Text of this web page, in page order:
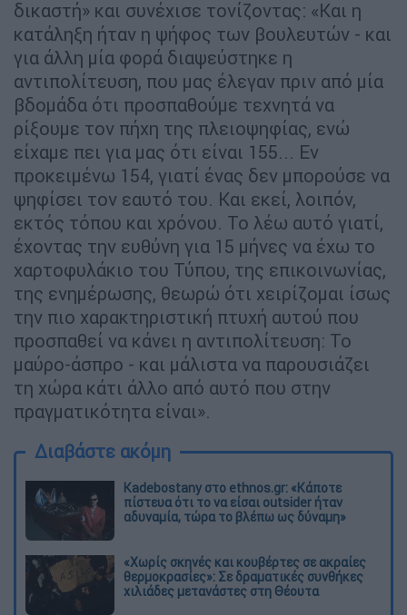
δικαστή» και συνέχισε τονίζοντας: «Και η
κατάληξη ήταν η ψήφος των βουλευτών - και
για άλλη μία φορά διαψεύστηκε η
αντιπολίτευση, που μας έλεγαν πριν από μία
βδομάδα ότι προσπαθούμε τεχνητά να
ρίξουμε τον πήχη της πλειοψηφίας, ενώ
είχαμε πει για μας ότι είναι 155... Εν
προκειμένω 154, γιατί ένας δεν μπορούσε να
ψηφίσει τον εαυτό του. Και εκεί, λοιπόν,
εκτός τόπου και χρόνου. Το λέω αυτό γιατί,
έχοντας την ευθύνη για 15 μήνες να έχω το
χαρτοφυλάκιο του Τύπου, της επικοινωνίας,
της ενημέρωσης, θεωρώ ότι χειρίζομαι ίσως
την πιο χαρακτηριστική πτυχή αυτού που
προσπαθεί να κάνει η αντιπολίτευση: Το
μαύρο-άσπρο - και μάλιστα να παρουσιάζει
τη χώρα κάτι άλλο από αυτό που στην
πραγματικότητα είναι».
Διαβάστε ακόμη
Kadebostany στο ethnos.gr: «Κάποτε
πίστευα ότι το να είσαι outsider ήταν
αδυναμία, τώρα το βλέπω ως δύναμη»
«Χωρίς σκηνές και κουβέρτες σε ακραίες
θερμοκρασίες»: Σε δραματικές συνθήκες
χιλιάδες μετανάστες στη Θέουτα